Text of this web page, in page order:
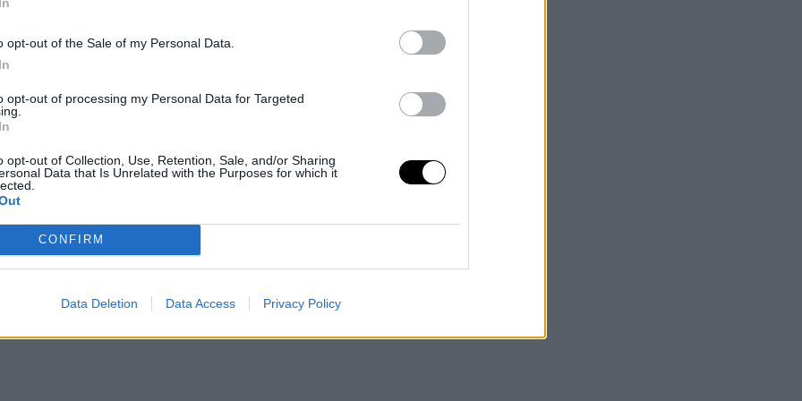
opt-out of the Sale of my Personal Data.
opt-out of processing my Personal Data for Targeted
opt-out of Collection, Use, Retention, Sale, and/or Sharing
Data that Is Unrelated with the Purposes for which it
CONFIRM
Data Deletion Data Access Privacy Policy
του δημιουργίες, και επιπλέον θα
εφαρμογή τους, οι οποίες θα
κοινωνικής δικτύωσης και τον διεθνή
1980… και κάτι. Και, με εκείνον τον
κάνει δυο άσχετα πράγματα να
κάτι υπέροχο, ο Tom Pecheux,
βρέθηκε σε ένα κλαμπ να μιλάει με
να γίνει makeupartist.